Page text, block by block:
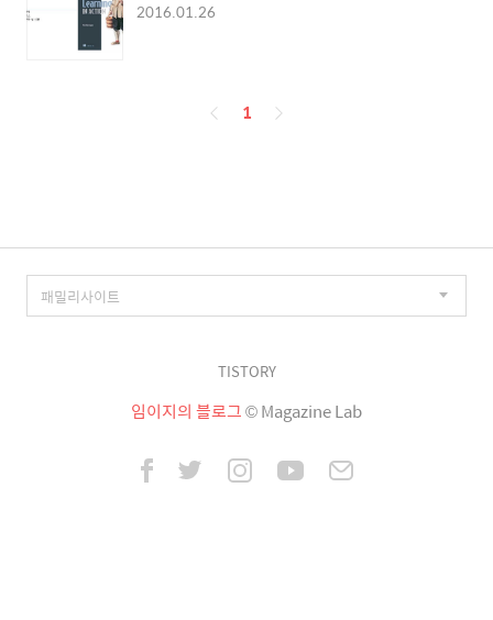
2016.01.26
페
1
TISTORY
임이지의 블로그© Magazine Lab